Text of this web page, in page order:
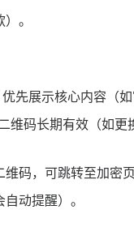
。
先展示核心内容（如
维码长期有效（如更
码，可跳转至加密页
动提醒）。